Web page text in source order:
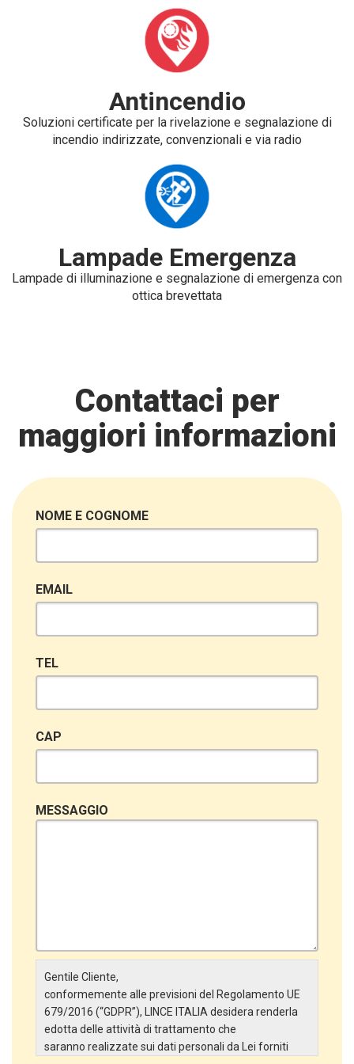
Antincendio
Soluzioni certificate per la rivelazione e segnalazione di
incendio indirizzate, convenzionali e via radio
Lampade Emergenza
Lampade di illuminazione e segnalazione di emergenza con
ottica brevettata
Contattaci per
maggiori informazioni
NOME E COGNOME
EMAIL
TEL
CAP
MESSAGGIO
Gentile Cliente,
conformemente alle previsioni del Regolamento UE
679/2016 (“GDPR”), LINCE ITALIA desidera renderla
edotta delle attività di trattamento che
saranno realizzate sui dati personali da Lei forniti